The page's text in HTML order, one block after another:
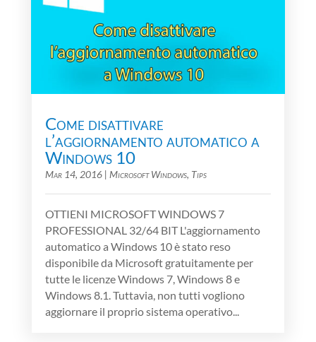
Come disattivare
l’aggiornamento automatico a
Windows 10
Mar 14, 2016| Microsoft Windows, Tips
OTTIENI MICROSOFT WINDOWS 7
PROFESSIONAL 32/64 BIT L'aggiornamento
automatico a Windows 10 è stato reso
disponibile da Microsoft gratuitamente per
tutte le licenze Windows 7, Windows 8 e
Windows 8.1. Tuttavia, non tutti vogliono
aggiornare il proprio sistema operativo...